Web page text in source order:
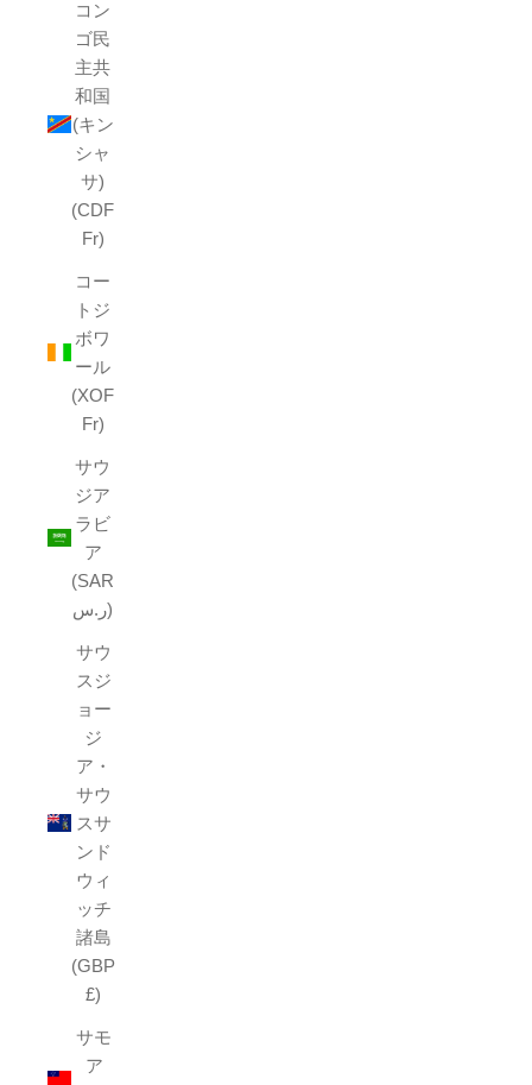
コン
ゴ民
主共
和国
(キン
シャ
サ)
(CDF
Fr)
コー
トジ
ボワ
ール
(XOF
Fr)
サウ
ジア
ラビ
ア
(SAR
ر.س)
サウ
スジ
ョー
ジ
ア・
サウ
スサ
ンド
ウィ
ッチ
諸島
(GBP
£)
サモ
ア